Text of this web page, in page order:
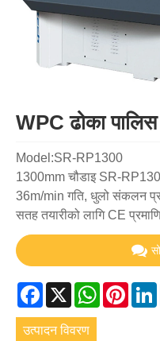
WPC ढोका पालिस
Model:SR-RP1300
1300mm चौडाइ SR-
36m/min गति, धुलो संकलन
सतह तयारीको लागि CE
Facebook
X WhatsApp
उत्पादन विवरण